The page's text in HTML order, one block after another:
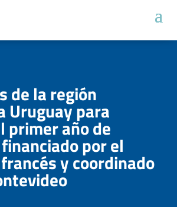
de la región
Uruguay para
primer año de
por el
y coordinado